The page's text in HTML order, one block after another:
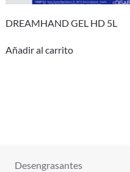
DREAMHAND GEL HD 5L
Añadir al carrito
Desengrasantes